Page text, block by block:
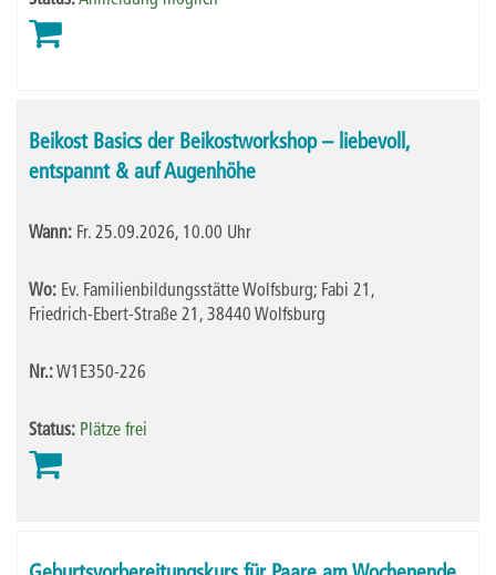
Beikost Basics der Beikostworkshop – liebevoll,
entspannt & auf Augenhöhe
Wann: Fr. 25.09.2026, 10.00 Uhr
Wo: Ev. Familienbildungsstätte Wolfsburg; Fabi 21,
Friedrich-Ebert-Straße 21, 38440 Wolfsburg
Nr.:W1E350-226
Status: Plätze frei